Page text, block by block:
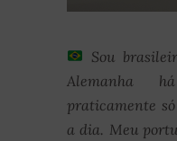
Sou
Alemanha
praticamente
a dia. Meu